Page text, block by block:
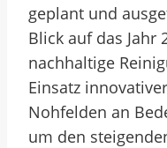
geplant und
Blick auf das Jahr
nachhaltige
Einsatz
Nohfelden an
um den